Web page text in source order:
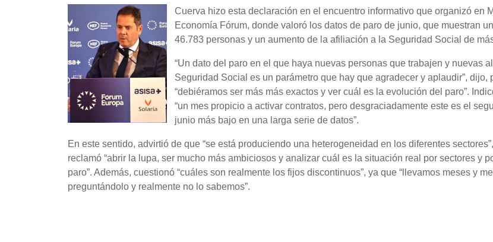
Cuerva hizo esta declaración en el encuentro informativo que organizó en
Economía Fórum, donde valoró los datos de paro de junio, que muestran
46.783 personas y un aumento de la afiliación a la Seguridad Social de
“Un dato del paro en el que haya nuevas personas que trabajen y nuevas
Seguridad Social es un parámetro que hay que agradecer y aplaudir”, dijo,
“debiéramos ser más más exactos y ver cuál es la evolución del paro”.
“un mes propicio a activar contratos, pero desgraciadamente este es el
junio más bajo en una larga serie de datos”.
En este sentido, advirtió de que “se está produciendo una heterogeneidad en los diferentes
reclamó “abrir la lupa, ser mucho más ambiciosos y analizar cuál es la situación real por sectores y
paro”. Además, cuestionó “cuáles son realmente los fijos discontinuos”, ya que “llevamos meses y
preguntándolo y realmente no lo sabemos”.